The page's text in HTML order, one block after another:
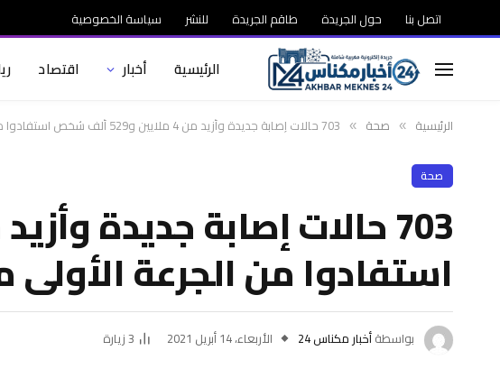
اتصل بنا حول الجريدة طاقم الجريدة للنشر سياسة الخصوصية
الرئيسية أخبار اقتصاد
الرئيسية » صحة » 703 حالات إصابة جديدة وأزيد من 4 ملايين و529 ألف شخص استفادوا من الجرعة الأولى من اللقاح
صحة
استفادوا من الجرعة الأولى
بواسطةأخبار مكناس 24 الأربعاء، 14 أبريل 2021 3زيارة